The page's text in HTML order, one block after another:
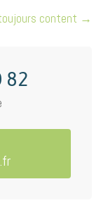
content →
82